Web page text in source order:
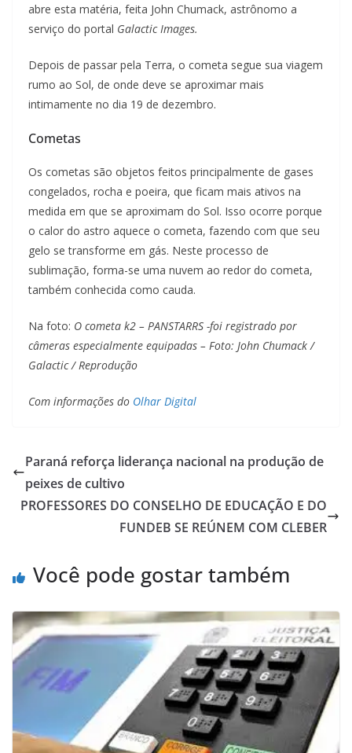
abre esta matéria, feita John Chumack, astrônomo a
serviço do portal Galactic Images.
Depois de passar pela Terra, o cometa segue sua viagem
rumo ao Sol, de onde deve se aproximar mais
intimamente no dia 19 de dezembro.
Cometas
Os cometas são objetos feitos principalmente de gases
congelados, rocha e poeira, que ficam mais ativos na
medida em que se aproximam do Sol. Isso ocorre porque
o calor do astro aquece o cometa, fazendo com que seu
gelo se transforme em gás. Neste processo de
sublimação, forma-se uma nuvem ao redor do cometa,
também conhecida como cauda.
Na foto: O cometa k2 – PANSTARRS -foi registrado por
câmeras especialmente equipadas – Foto: John Chumack /
Galactic / Reprodução
Com informações do Olhar Digital
Paraná reforça liderança nacional na produção de
peixes de cultivo
PROFESSORES DO CONSELHO DE EDUCAÇÃO E DO
FUNDEB SE REÚNEM COM CLEBER
Você pode gostar também